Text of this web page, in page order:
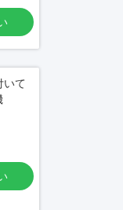
いて